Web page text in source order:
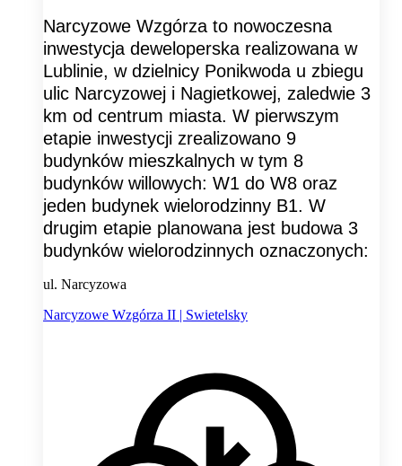
Narcyzowe Wzgórza to nowoczesna
inwestycja deweloperska realizowana w
Lublinie, w dzielnicy Ponikwoda u zbiegu
ulic Narcyzowej i Nagietkowej, zaledwie 3
km od centrum miasta. W pierwszym
etapie inwestycji zrealizowano 9
budynków mieszkalnych w tym 8
budynków willowych: W1 do W8 oraz
jeden budynek wielorodzinny B1. W
drugim etapie planowana jest budowa 3
budynków wielorodzinnych oznaczonych:
ul. Narcyzowa
Narcyzowe Wzgórza II | Swietelsky